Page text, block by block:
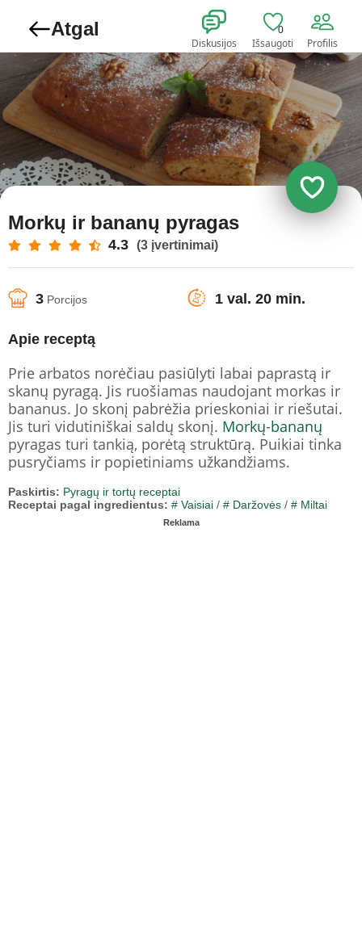
Atgal
Diskusijos
0
Išsaugoti Profilis
Morkų ir bananų pyragas
4.3 (3 įvertinimai)
3 Porcijos 1 val. 20 min.
Apie receptą
Prie arbatos norėčiau pasiūlyti labai paprastą ir
skanų pyragą. Jis ruošiamas naudojant morkas ir
bananus. Jo skonį pabrėžia prieskoniai ir riešutai.
Jis turi vidutiniškai saldų skonį. Morkų-bananų
pyragas turi tankią, porėtą struktūrą. Puikiai tinka
pusryčiams ir popietiniams užkandžiams.
Paskirtis: Pyragų ir tortų receptai
Receptai pagal ingredientus: # Vaisiai / # Daržovės / # Miltai
Reklama